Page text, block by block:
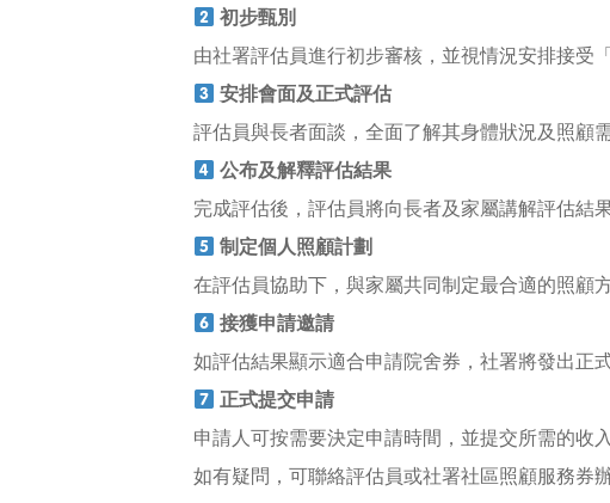
初步甄別
由社署評估員進行初步審核，並視情況安排接受
安排會面及正式評估
評估員與長者面談，全面了解其身體狀況及照顧
公布及解釋評估結果
完成評估後，評估員將向長者及家屬講解評估結
制定個人照顧計劃
在評估員協助下，與家屬共同制定最合適的照顧方
接獲申請邀請
如評估結果顯示適合申請院舍券，社署將發出正
正式提交申請
申請人可按需要決定申請時間，並提交所需的收
如有疑問，可聯絡評估員或社署社區照顧服務券辦